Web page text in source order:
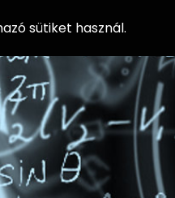
sütiket használ.